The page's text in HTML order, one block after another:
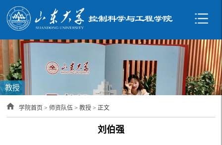
教授
学院首页 > 师资队伍 >教授 > 正文
刘伯强